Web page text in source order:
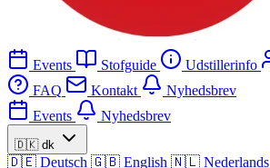
Events Stofguide Udstillerinfo
FAQ
Kontakt
Nyhedsbrev
Events
Nyhedsbrev
🇩🇰 dk
🇩🇪 Deutsch 🇬🇧 English 🇳🇱 Nederlands